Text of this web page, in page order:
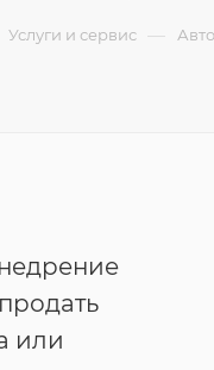
Услуги и сервис —
или